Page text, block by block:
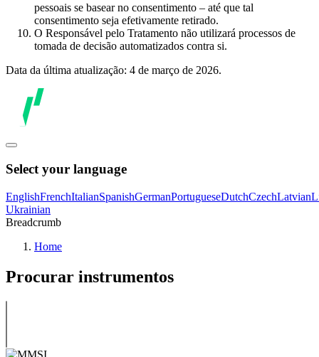
pessoais se basear no consentimento – até que tal
consentimento seja efetivamente retirado.
O Responsável pelo Tratamento não utilizará processos de
tomada de decisão automatizados contra si.
Data da última atualização: 4 de março de 2026.
Select your language
EnglishFrenchItalianSpanishGermanPortugueseDutchCzechLatvian
Ukrainian
Breadcrumb
Home
Procurar instrumentos